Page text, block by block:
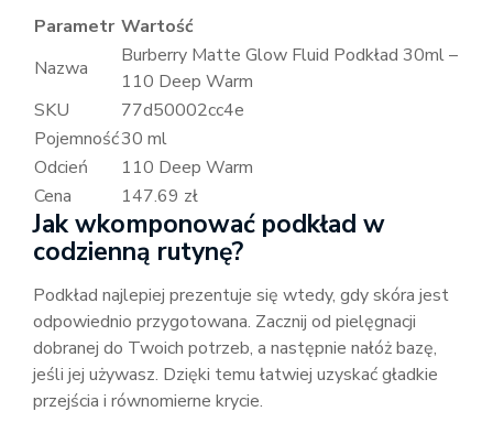
Parametr Wartość
Nazwa
Burberry Matte Glow Fluid Podkład 30ml –
110 Deep Warm
SKU
77d50002cc4e
Pojemność30 ml
Odcień
110 Deep Warm
Cena
147.69 zł
Jak wkomponować podkład w
codzienną rutynę?
Podkład najlepiej prezentuje się wtedy, gdy skóra jest
odpowiednio przygotowana. Zacznij od pielęgnacji
dobranej do Twoich potrzeb, a następnie nałóż bazę,
jeśli jej używasz. Dzięki temu łatwiej uzyskać gładkie
przejścia i równomierne krycie.